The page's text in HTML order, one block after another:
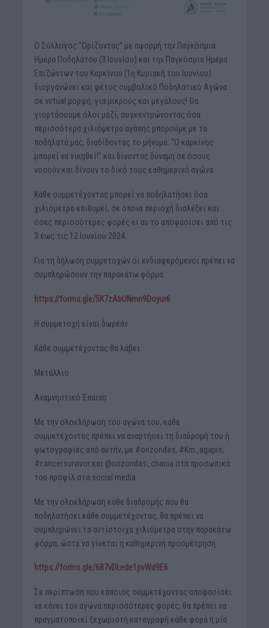
Ο Σύλλογος “Ορίζοντας” με αφορμή την Παγκόσμια
Ημέρα Ποδηλάτου (3 Ιουνίου) και την Παγκόσμια Ημέρα
Επιζώντων του Καρκίνου (1η Κυριακή του Ιουνίου)
διοργανώνει και φέτος συμβολικό Ποδηλατικό Αγώνα
σε virtual μορφή, για μικρούς και μεγάλους! Θα
γιορτάσουμε όλοι μαζί, συγκεντρώνοντας όσα
περισσότερα χιλιόμετρα αγάπης μπορούμε με τα
ποδήλατά μας, διαδίδοντας το μήνυμα: “Ο καρκίνος
μπορεί να νικηθεί!” και δίνοντας δύναμη σε όσους
νοσούν και δίνουν το δικό τους καθημερινό αγώνα.
Κάθε συμμετέχοντας μπορεί να ποδηλατήσει όσα
χιλιόμετρα επιθυμεί, σε όποια περιοχή διαλέξει και
όσες περισσότερες φορές κι αν το αποφασίσει από τις
3 έως τις 12 Ιουνίου 2024.
Για τη δήλωση συμμετοχών οι ενδιαφερόμενοι πρέπει να
συμπληρώσουν την παρακάτω φόρμα:
https://forms.gle/5K7zAbUNmn9Doyur6
Η συμμετοχή είναι δωρεάν.
Κάθε συμμετέχοντας θα λάβει:
Μετάλλιο
Αναμνηστικό Έπαινο
Με την ολοκλήρωση του αγώνα του, κάθε
συμμετέχοντας πρέπει να αναρτήσει τη διαδρομή του ή
φωτογραφίες από αυτήν, με #orizondas, #Km_agapis,
#cancersurvivor και @orizondas_chania στα προσωπικά
του προφίλ στα social media.
Με την ολοκλήρωση κάθε διαδρομής που θα
ποδηλατήσει κάθε συμμετέχοντας, θα πρέπει να
συμπληρώνει τα αντίστοιχα χιλιόμετρα στην παρακάτω
φόρμα, ώστε να γίνεται η καθημερινή προσμέτρηση:
https://forms.gle/6B7vDLede1pvWd9E6
Σε περίπτωση που κάποιος συμμετέχοντας αποφασίσει
να κάνει τον αγώνα περισσότερες φορές, θα πρέπει να
πραγματοποιεί ξεχωριστή καταγραφή κάθε φορά ή μία